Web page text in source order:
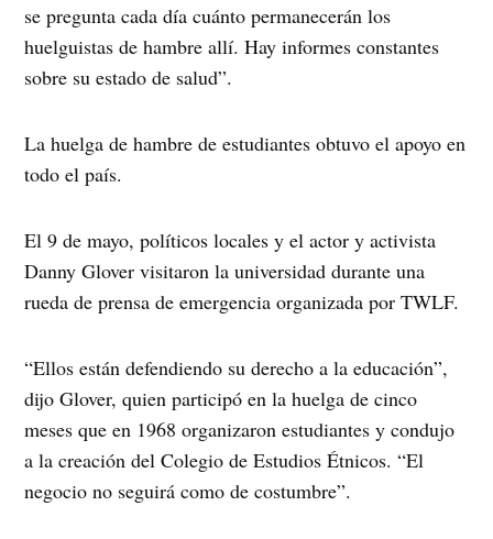
se pregunta cada día cuánto permanecerán los
huelguistas de hambre allí. Hay informes constantes
sobre su estado de salud”.
La huelga de hambre de estudiantes obtuvo el apoyo en
todo el país.
El 9 de mayo, políticos locales y el actor y activista
Danny Glover visitaron la universidad durante una
rueda de prensa de emergencia organizada por TWLF.
“Ellos están defendiendo su derecho a la educación”,
dijo Glover, quien participó en la huelga de cinco
meses que en 1968 organizaron estudiantes y condujo
a la creación del Colegio de Estudios Étnicos. “El
negocio no seguirá como de costumbre”.